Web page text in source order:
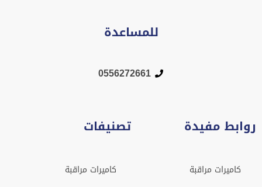
للمساعدة
0556272661
روابط مفيدة
كاميرات مراقبة
تصنيفات
كاميرات مراقبة